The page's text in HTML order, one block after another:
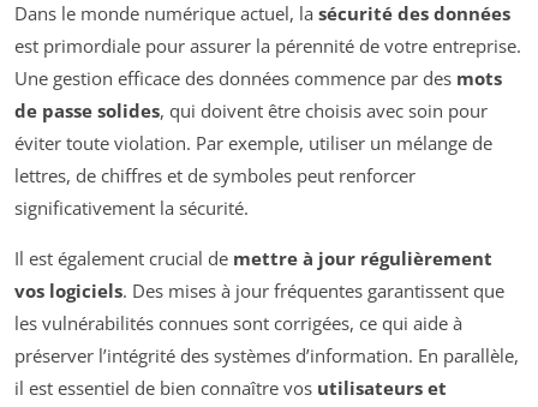
Dans le monde numérique actuel, la sécu­rité des données
est primordiale pour assurer la pérennité de votre entreprise.
Une gestion efficace des données commence par des mots
de passe solides, qui doivent être choisis avec soin pour
éviter toute violation. Par exemple, utiliser un mélange de
lettres, de chiffres et de symboles peut renforcer
significativement la sécurité.
Il est également crucial de mettre à jour régulièrement
vos logiciels. Des mises à jour fréquentes garantissent que
les vulnérabilités connues sont corrigées, ce qui aide à
préserver l’intégrité des systèmes d’information. En parallèle,
il est essentiel de bien connaître vos utilisateurs et